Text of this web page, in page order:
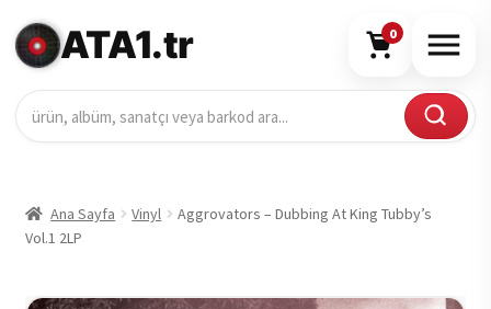
ATA1.tr 0
Ana Sayfa Vinyl
Aggrovators – Dubbing At King Tubby’s
Vol.1 2LP